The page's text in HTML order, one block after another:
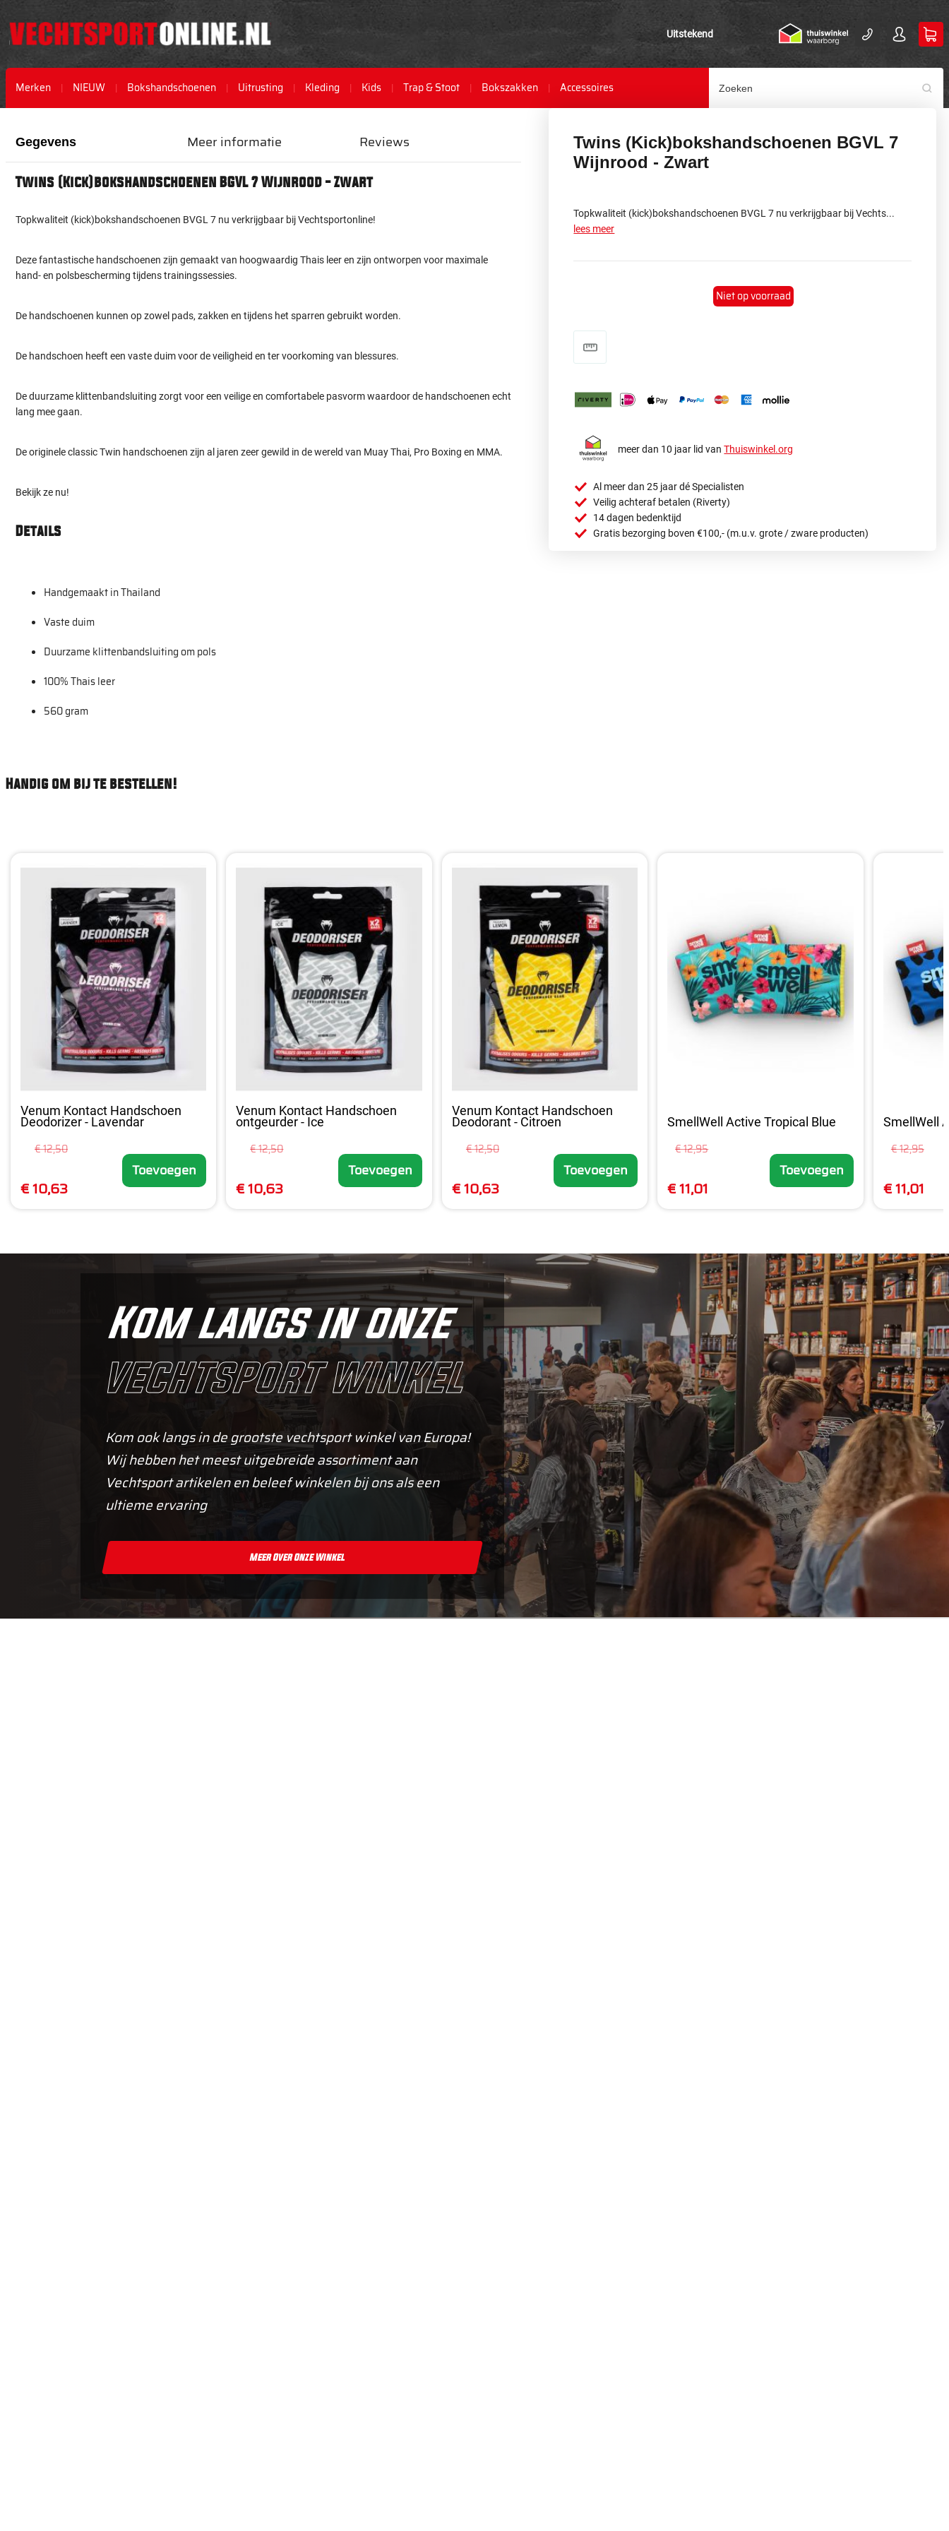
Uitstekend
Merken NIEUW Bokshandschoenen Uitrusting Kleding Kids Trap & Stoot Bokszakken Accessoires
het
van
gallerij
het
van
gallerij
Twins (Kick)bokshandschoenen BGVL 7
Wijnrood - Zwart
Topkwaliteit (kick)bokshandschoenen BVGL 7 nu verkrijgbaar bij Vechts...
lees meer
Niet op voorraad
meer dan 10 jaar lid vanThuiswinkel.org
Al meer dan 25 jaar dé Specialisten
Veilig achteraf betalen (Riverty)
14 dagen bedenktijd
Gratis bezorging boven €100,- (m.u.v. grote / zware producten)
Gegevens
Twins (Kick)bokshandschoenen BGVL 7 Wijnrood - Zwart
Topkwaliteit (kick)bokshandschoenen BVGL 7 nu verkrijgbaar bij Vechtsportonline!
Deze fantastische handschoenen zijn gemaakt van hoogwaardig Thais leer en zijn ontworpen voor maximale
hand- en polsbescherming tijdens trainingssessies.
De handschoenen kunnen op zowel pads, zakken en tijdens het sparren gebruikt worden.
De handschoen heeft een vaste duim voor de veiligheid en ter voorkoming van blessures.
De duurzame klittenbandsluiting zorgt voor een veilige en comfortabele pasvorm waardoor de handschoenen echt
lang mee gaan.
De originele classic Twin handschoenen zijn al jaren zeer gewild in de wereld van Muay Thai, Pro Boxing en MMA.
Bekijk ze nu!
Details
Handgemaakt in Thailand
Vaste duim
Duurzame klittenbandsluiting om pols
100% Thais leer
560 gram
Meer informatie Reviews
Handig om bij te bestellen!
Venum Kontact Handschoen
Deodorizer - Lavendar
€ 12,50
€ 10,63
Toevoegen
Venum Kontact Handschoen
ontgeurder - Ice
€ 12,50
€ 10,63
Toevoegen
Venum Kontact Handschoen
Deodorant - Citroen
€ 12,50
€ 10,63
Toevoegen
SmellWell Active Tropical Blue
€ 12,95
€ 11,01
Toevoegen
SmellWell
€ 12,95
€ 11,01
Kom langs in onze
vechtsport winkel
Kom ook langs in de grootste vechtsport winkel van Europa!
Wij hebben het meest uitgebreide assortiment aan
Vechtsport artikelen en beleef winkelen bij ons als een
ultieme ervaring
Meer Over Onze Winkel